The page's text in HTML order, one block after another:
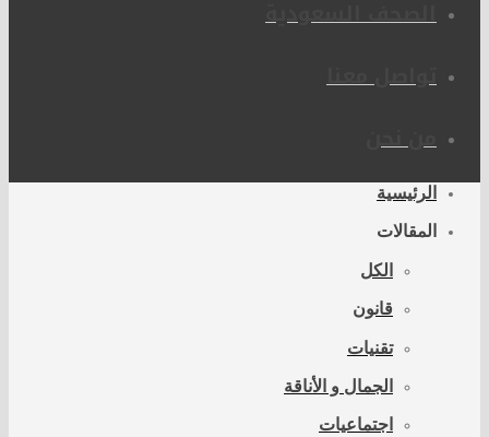
الصحف السعودية
تواصل معنا
من نحن
الرئيسية
المقالات
الكل
قانون
تقنيات
الجمال و الأناقة
اجتماعيات